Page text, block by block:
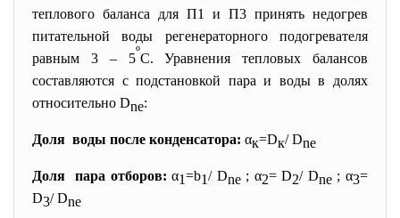
теплового баланса для П1 и П3 принять недогрев
питательной воды регенераторного подогревателя
равным 3 – 5ºС. Уравнения тепловых балансов
составляются с подстановкой пара и воды в долях
относительно Dne:
Доля воды после конденсатора: αк=Dк/ Dne
Доля пара отборов: α1=b1/ Dne; α2= D2/ Dne; α3=
D3/ Dne